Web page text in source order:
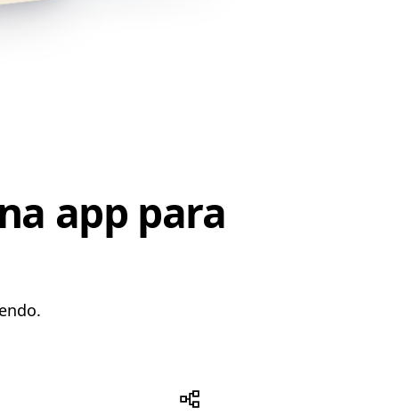
app para